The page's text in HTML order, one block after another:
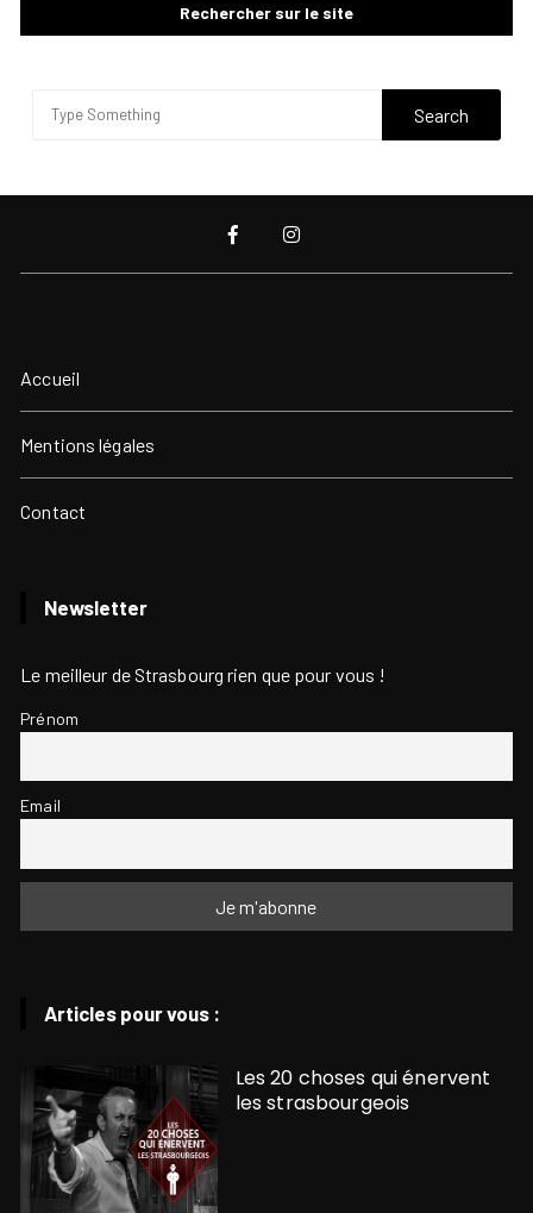
Rechercher sur le site
Accueil
Mentions légales
Contact
Newsletter
Le meilleur de Strasbourg rien que pour vous !
Prénom
Email
Articles pour vous :
Les 20 choses qui énervent
les strasbourgeois